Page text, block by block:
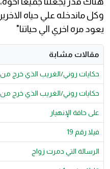
وكل ماندخله علي حياه
يعود مره اخري الي حياتنا"
مقالات مشابة
حكايات روني/الغريب الذي خرج من
حكايات روني/الغريب الذي خرج من
على حافة الإنهيار
فيلا رقم 19
الرسالة التي دمرت زواج